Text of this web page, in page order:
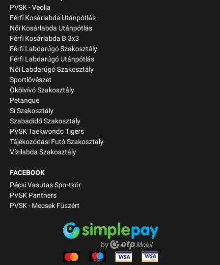
PVSK - Veolia
Férfi Kosárlabda Utánpótlás
Női Kosárlabda Utánpótlás
Férfi Kosárlabda B 3x3
Férfi Labdarúgó Szakosztály
Férfi Labdarúgó Utánpótlás
Női Labdarúgó Szakosztály
Sportlövészet
Ökölvívó Szakosztály
Petanque
Sí Szakosztály
Szabadidő Szakosztály
PVSK Taekwondo Tigers
Tájékozódási Futó Szakosztály
Vízilabda Szakosztály
FACEBOOK
Pécsi Vasutas Sportkör
PVSK Panthers
PVSK - Mecsek Füszért